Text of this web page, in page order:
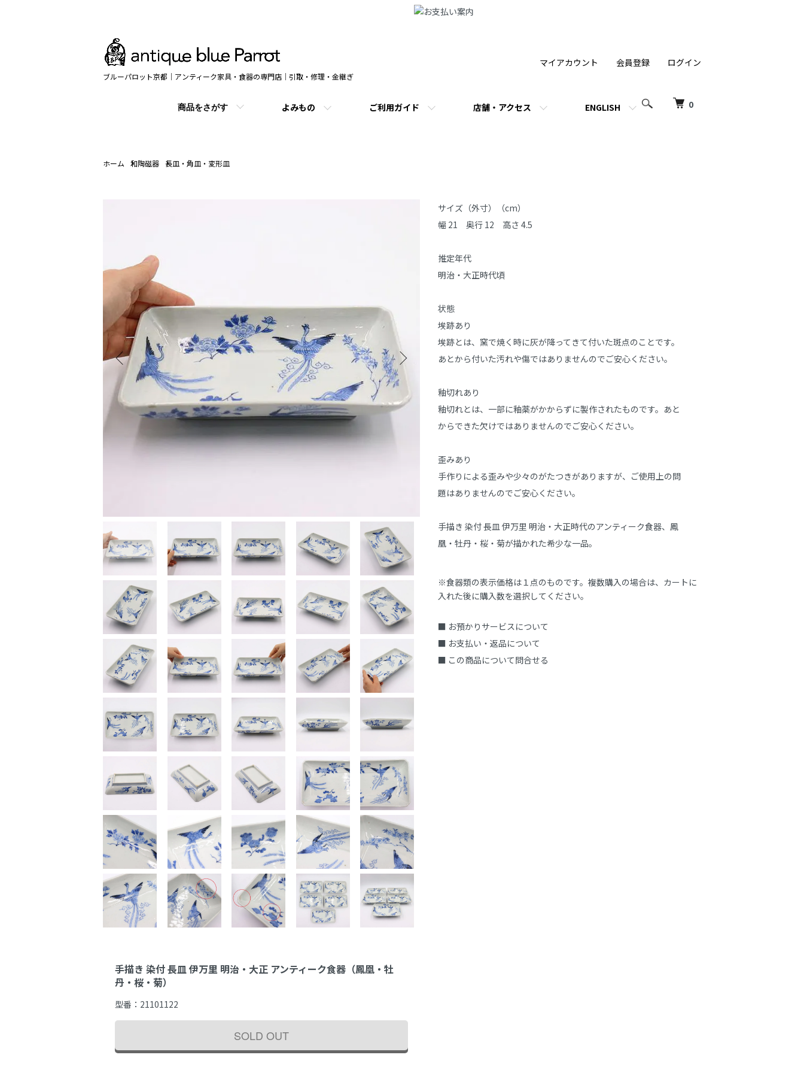
ブルーパロット京都｜アンティーク家具・食器の専門店｜引取・修理・金継ぎ
0
商品をさがす よみもの ご利用ガイド 店舗・アクセス ENGLISH
マイアカウント 会員登録 ログイン
ホーム 和陶磁器 長皿・角皿・変形皿
手描き 染付 長皿 伊万里 明治・大正 アンティーク食器（鳳凰・牡
丹・桜・菊）
型番： 21101122
SOLD OUT
商品説明
サイズ（外寸）（cm）
幅 21　奥行 12　高さ 4.5
推定年代
明治・大正時代頃
状態
埃跡あり
埃跡とは、窯で焼く時に灰が降ってきて付いた斑点のことです。
あとから付いた汚れや傷ではありませんのでご安心ください。
釉切れあり
釉切れとは、一部に釉薬がかからずに製作されたものです。あと
からできた欠けではありませんのでご安心ください。
歪みあり
手作りによる歪みや少々のがたつきがありますが、ご使用上の問
題はありませんのでご安心ください。
手描き 染付 長皿 伊万里 明治・大正時代のアンティーク食器、鳳
凰・牡丹・桜・菊が描かれた希少な一品。
※食器類の表示価格は１点のものです。複数購入の場合は、カートに
入れた後に購入数を選択してください。
■ お預かりサービスについて
■ お支払い・返品について
■ この商品について問合せる